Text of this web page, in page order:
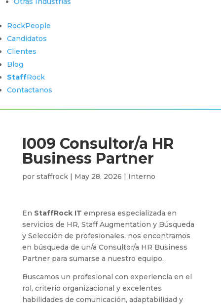
RockPeople
Candidatos
Clientes
Blog
StaffRock
Contactanos
I009 Consultor/a HR
Business Partner
por staffrock| May 28, 2026 Interno
En StaffRock IT empresa especializada en
servicios de HR, Staff Augmentation y Búsqueda
y Selección de profesionales, nos encontramos
en búsqueda de un/a Consultor/a HR Business
Partner para sumarse a nuestro equipo.
Buscamos un profesional con experiencia en el
rol, criterio organizacional y excelentes
habilidades de comunicación, adaptabilidad y